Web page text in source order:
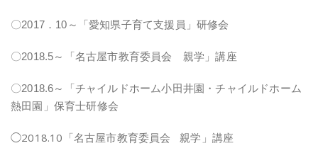
〇2017．10～「愛知県子育て支援員」研修会
〇2018.5～「名古屋市教育委員会 親学」講座
〇2018.6～「チャイルドホーム小田井園・チャイルドホーム
熱田園」保育士研修会
◯2018.10「名古屋市教育委員会 親学」講座